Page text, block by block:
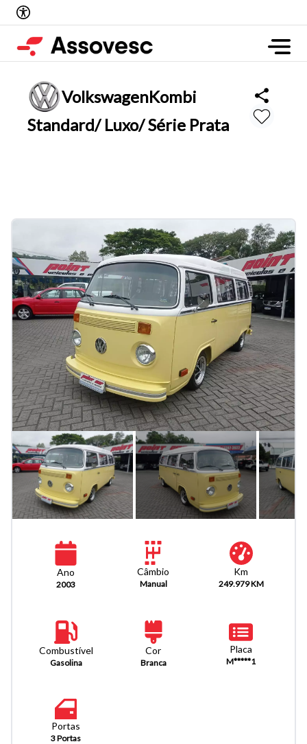
VolkswagenKombi
Standard/ Luxo/ Série Prata
Ano
2003
Câmbio
Manual
Km
249.979 KM
Combustível
Gasolina
Cor
Branca
Placa
M*****1
Portas
3 Portas